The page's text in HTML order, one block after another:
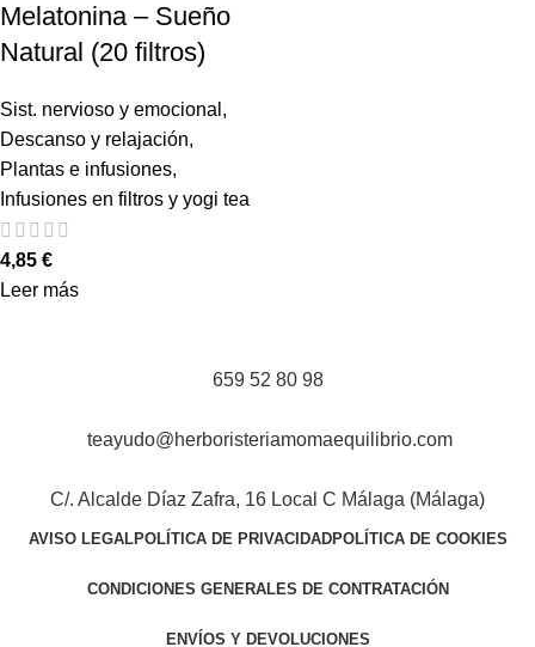
Melatonina – Sueño
Natural (20 filtros)
Sist. nervioso y emocional ,
Descanso y relajación,
Plantas e infusiones,
Infusiones en filtros y yogi tea
4,85 €
Leer más
659 52 80 98
teayudo@herboristeriamomaequilibrio.com
C/. Alcalde Díaz Zafra, 16 Local C Málaga (Málaga)
AVISO LEGALPOLÍTICA DE PRIVACIDADPOLÍTICA DE COOKIES
CONDICIONES GENERALES DE CONTRATACIÓN
ENVÍOS Y DEVOLUCIONES